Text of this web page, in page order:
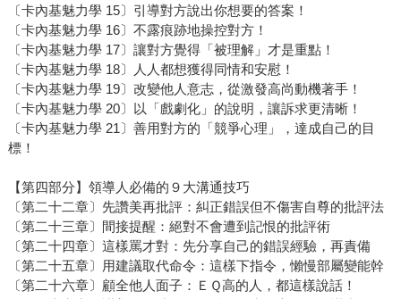
〔卡內基魅力學 15〕引導對方說出你想要的答案！
〔卡內基魅力學 16〕不露痕跡地操控對方！
〔卡內基魅力學 17〕讓對方覺得「被理解」才是重點！
〔卡內基魅力學 18〕人人都想獲得同情和安慰！
〔卡內基魅力學 19〕改變他人意志，從激發高尚動機著手！
〔卡內基魅力學 20〕以「戲劇化」的說明，讓訴求更清晰！
〔卡內基魅力學 21〕善用對方的「競爭心理」，達成自己的目
標！
【第四部分】領導人必備的９大溝通技巧
〔第二十二章〕先讚美再批評：糾正錯誤但不傷害自尊的批評法
〔第二十三章〕間接提醒：絕對不會遭到記恨的批評術
〔第二十四章〕這樣罵才對：先分享自己的錯誤經驗，再責備
〔第二十五章〕用建議取代命令：這樣下指令，懶慢部屬變能幹
〔第二十六章〕顧全他人面子：ＥＱ高的人，都這樣說話！